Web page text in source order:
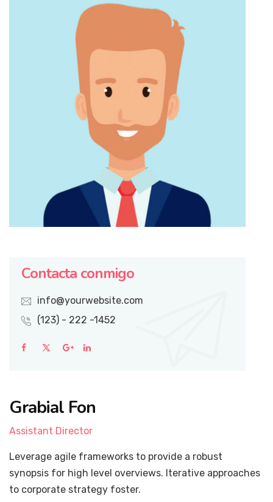
Contacta conmigo
info@yourwebsite.com
(123) - 222 -1452
Grabial Fon
Assistant Director
Leverage agile frameworks to provide a robust
synopsis for high level overviews. Iterative approaches
to corporate strategy foster.